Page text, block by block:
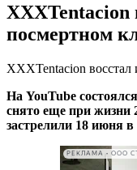
XXXTentacion
посмертном
XXXTentacion восстал
На YouTube
снято еще при жизни
застрелили 18 июня